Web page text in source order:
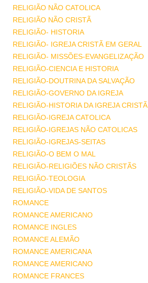
RELIGIÃO NÃO CATOLICA
RELIGIÃO NÃO CRISTÃ
RELIGIÃO- HISTORIA
RELIGIÃO- IGREJA CRISTÃ EM GERAL
RELIGIÃO- MISSÕES-EVANGELIZAÇÃO
RELIGIÃO-CIENCIA E HISTORIA
RELIGIÃO-DOUTRINA DA SALVAÇÃO
RELIGIÃO-GOVERNO DA IGREJA
RELIGIÃO-HISTORIA DA IGREJA CRISTÃ
RELIGIÃO-IGREJA CATOLICA
RELIGIÃO-IGREJAS NÃO CATOLICAS
RELIGIÃO-IGREJAS-SEITAS
RELIGIÃO-O BEM O MAL
RELIGIÃO-RELIGIÕES NÃO CRISTÃS
RELIGIÃO-TEOLOGIA
RELIGIÃO-VIDA DE SANTOS
ROMANCE
ROMANCE AMERICANO
ROMANCE INGLES
ROMANCE ALEMÃO
ROMANCE AMERICANA
ROMANCE AMERICANO
ROMANCE FRANCES